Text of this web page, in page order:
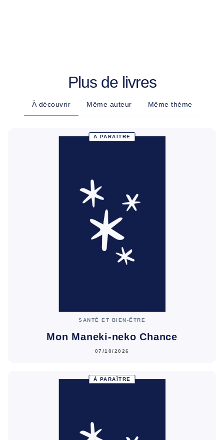
Plus de livres
À découvrir Même auteur Même thème
À PARAÎTRE
SANTÉ ET BIEN-ÊTRE
Mon Maneki-neko Chance
07/10/2026
À PARAÎTRE